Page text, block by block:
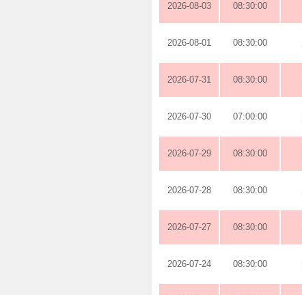
2026-08-03 08:30:00
2026-08-01 08:30:00
2026-07-31 08:30:00
2026-07-30 07:00:00
2026-07-29 08:30:00
2026-07-28 08:30:00
2026-07-27 08:30:00
2026-07-24 08:30:00